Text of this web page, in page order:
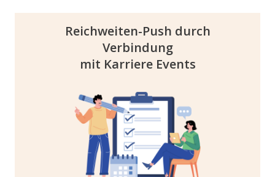
Reichweiten-Push durch
Verbindung
mit Karriere Events
Durch effektive Marketingkampagnen für
Absolventenkongresse, haben wir einen
lebendigen Talentpool. Nutze den Traffic
auf der Seite, um deine aktuellen Stellen zu
bewerben.